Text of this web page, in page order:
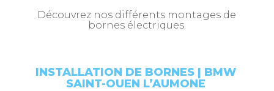
Découvrez nos différents montages de
bornes électriques.
INSTALLATION DE BORNES | BMW
SAINT-OUEN L’AUMONE